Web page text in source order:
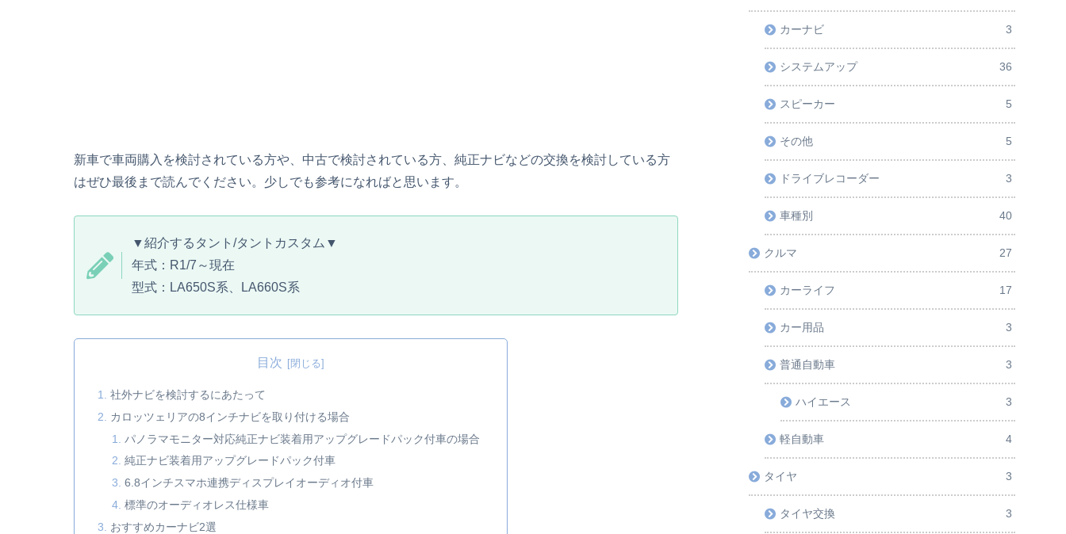
新車で車両購入を検討されている方や、中古で検討されている方、純正ナビなどの交換を検討している方
はぜひ最後まで読んでください。少しでも参考になればと思います。
▼紹介するタント/タントカスタム▼
年式：R1/7～現在
型式：LA650S系、LA660S系
目次
社外ナビを検討するにあたって
カロッツェリアの8インチナビを取り付ける場合
パノラマモニター対応純正ナビ装着用アップグレードパック付車の場合
純正ナビ装着用アップグレードパック付車
6.8インチスマホ連携ディスプレイオーディオ付車
標準のオーディオレス仕様車
おすすめカーナビ2選
カーナビ 3
システムアップ 36
スピーカー 5
その他 5
ドライブレコーダー 3
車種別 40
クルマ 27
カーライフ 17
カー用品 3
普通自動車 3
ハイエース 3
軽自動車 4
タイヤ 3
タイヤ交換 3